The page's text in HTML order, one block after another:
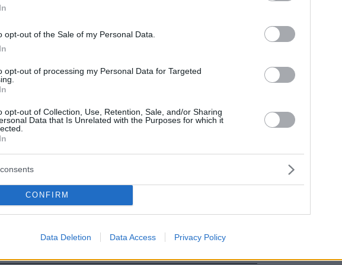
opt-out of the Sale of my Personal Data.
opt-out of processing my Personal Data for Targeted
opt-out of Collection, Use, Retention, Sale, and/or Sharing
Data that Is Unrelated with the Purposes for which it
CONFIRM
Data Deletion Data Access Privacy Policy
- Τραγικές φιγούρες η μητέρα
του
και συναδέλφων στο Α’ Κοιμητήριο Αθηνών - Δείτε
Ήμελλος δεν θέλει κάμερες
κόσμο στην κηδεία του
του, είπε ο Σπύρος Μπιμπίλας
Ήμελλου είχε ανακοινώσει νωρίτερα πως
πατέρα του είναι να κατατεθούν χρήματα στον